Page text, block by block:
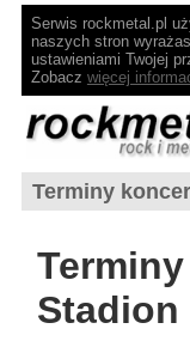
Serwis rockmetal.pl
naszych stron
ustawieniami Twojej
Zobacz więcej
Terminy
Stadion